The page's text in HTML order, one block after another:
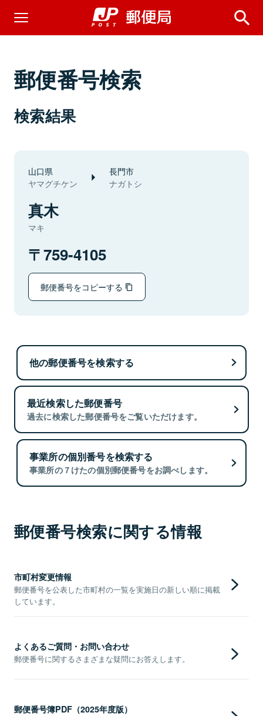
郵便番号検索
検索結果
山口県
ヤマグチケン
長門市
ナガトシ
真木
マキ
759-4105
郵便番号をコピーする
他の郵便番号を検索する
最近検索した郵便番号
過去に検索した郵便番号をご覧いただけます。
事業所の個別番号を検索する
事業所の７けたの個別郵便番号をお調べします。
郵便番号検索に関する情報
市町村変更情報
郵便番号を公表した市町村の一覧を実施日の新しい順に掲載
しています。
よくあるご質問・お問い合わせ
郵便番号に関するさまざまな疑問にお答えします。
郵便番号簿PDF（2025年度版）